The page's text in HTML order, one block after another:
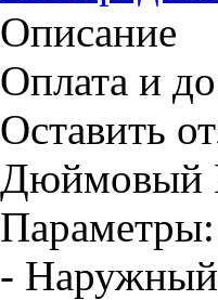
Описание
Оплата и
Оставить
Дюймовый
Параметры:
-